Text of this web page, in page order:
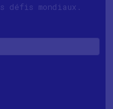
défis mondiaux.